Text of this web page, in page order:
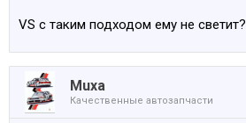
VS с таким подходом ему не светит?
Muxa
Качественные автозапчасти